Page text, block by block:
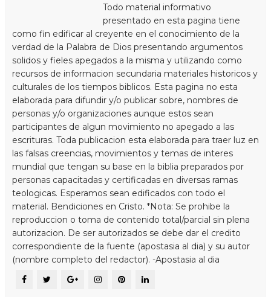
Todo material informativo
presentado en esta pagina tiene
como fin edificar al creyente en el conocimiento de la
verdad de la Palabra de Dios presentando argumentos
solidos y fieles apegados a la misma y utilizando como
recursos de informacion secundaria materiales historicos y
culturales de los tiempos biblicos. Esta pagina no esta
elaborada para difundir y/o publicar sobre, nombres de
personas y/o organizaciones aunque estos sean
participantes de algun movimiento no apegado a las
escrituras. Toda publicacion esta elaborada para traer luz en
las falsas creencias, movimientos y temas de interes
mundial que tengan su base en la biblia preparados por
personas capacitadas y certificadas en diversas ramas
teologicas. Esperamos sean edificados con todo el
material. Bendiciones en Cristo. *Nota: Se prohibe la
reproduccion o toma de contenido total/parcial sin plena
autorizacion. De ser autorizados se debe dar el credito
correspondiente de la fuente (apostasia al dia) y su autor
(nombre completo del redactor). -Apostasia al dia